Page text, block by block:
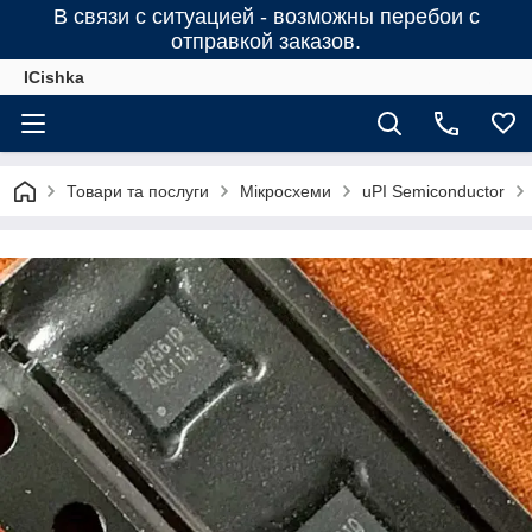
В связи с ситуацией - возможны перебои с
отправкой заказов.
ICishka
Товари та послуги Мікросхеми uPI Semiconductor